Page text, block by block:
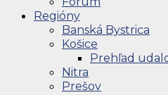
Regióny
Banská Bystrica
Košice
Prehľad
Nitra
Prešov